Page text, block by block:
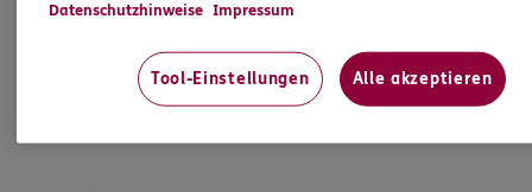
Jetzt informieren
Datenschutzhinweise Impressum
Tool-Einstellungen Alle akzeptieren